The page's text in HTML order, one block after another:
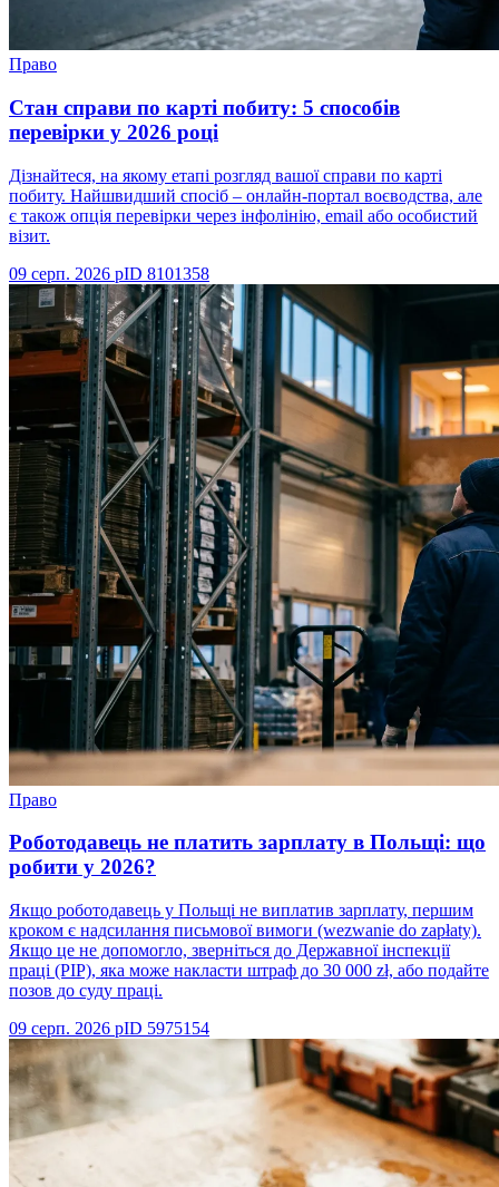
Право
Стан справи по карті побиту: 5 способів
перевірки у 2026 році
Дізнайтеся, на якому етапі розгляд вашої справи по карті
побиту. Найшвидший спосіб – онлайн-портал воєводства, але
є також опція перевірки через інфолінію, email або особистий
візит.
09 серп. 2026 рID 8101358
Право
Роботодавець не платить зарплату в Польщі: що
робити у 2026?
Якщо роботодавець у Польщі не виплатив зарплату, першим
кроком є надсилання письмової вимоги (wezwanie do zapłaty).
Якщо це не допомогло, зверніться до Державної інспекції
праці (PIP), яка може накласти штраф до 30 000 zł, або подайте
позов до суду праці.
09 серп. 2026 рID 5975154